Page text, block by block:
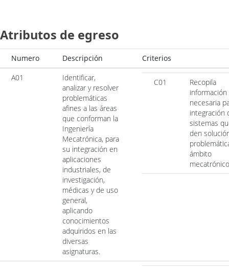
Atributos de egreso
Numero Descripción
Criterios
A01
Identificar,
analizar y resolver
problemáticas
afines a las áreas
que conforman la
Ingeniería
Mecatrónica, para
su integración en
aplicaciones
industriales, de
investigación,
médicas y de uso
general,
aplicando
conocimientos
adquiridos en las
diversas
asignaturas.
C01
Recopila
información
necesaria
integración
sistemas
den
ámbito